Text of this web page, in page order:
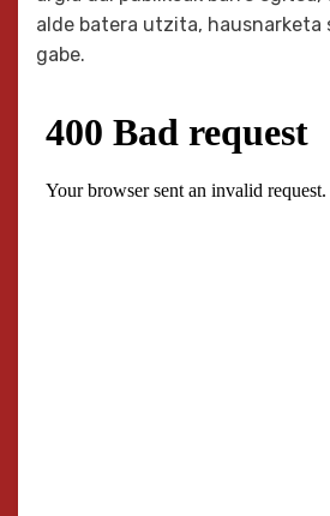
alde batera utzita, hausnarketa
gabe.